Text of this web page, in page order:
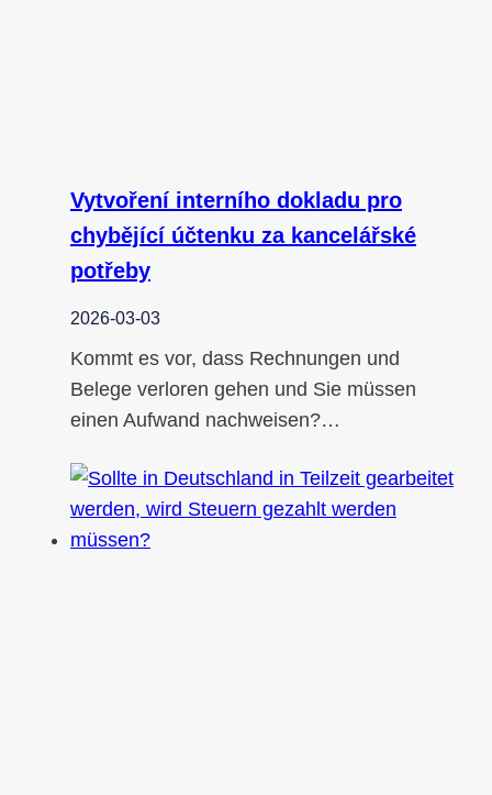
Vytvoření interního dokladu pro
chybějící účtenku za kancelářské
potřeby
2026-03-03
Kommt es vor, dass Rechnungen und
Belege verloren gehen und Sie müssen
einen Aufwand nachweisen?…